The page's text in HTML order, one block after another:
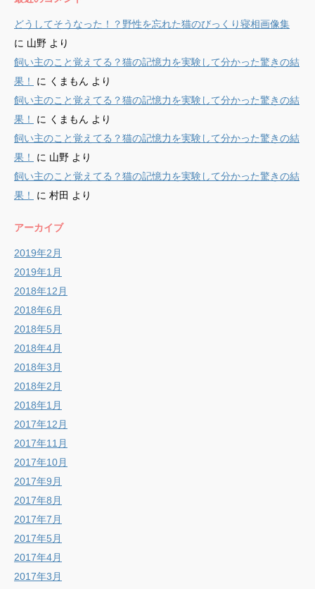
どうしてそうなった！？野性を忘れた猫のびっくり寝相画像集
に 山野 より
飼い主のこと覚えてる？猫の記憶力を実験して分かった驚きの結
果！
に くまもん より
飼い主のこと覚えてる？猫の記憶力を実験して分かった驚きの結
果！
に くまもん より
飼い主のこと覚えてる？猫の記憶力を実験して分かった驚きの結
果！
に 山野 より
飼い主のこと覚えてる？猫の記憶力を実験して分かった驚きの結
果！
に 村田 より
アーカイブ
2019年2月
2019年1月
2018年12月
2018年6月
2018年5月
2018年4月
2018年3月
2018年2月
2018年1月
2017年12月
2017年11月
2017年10月
2017年9月
2017年8月
2017年7月
2017年5月
2017年4月
2017年3月